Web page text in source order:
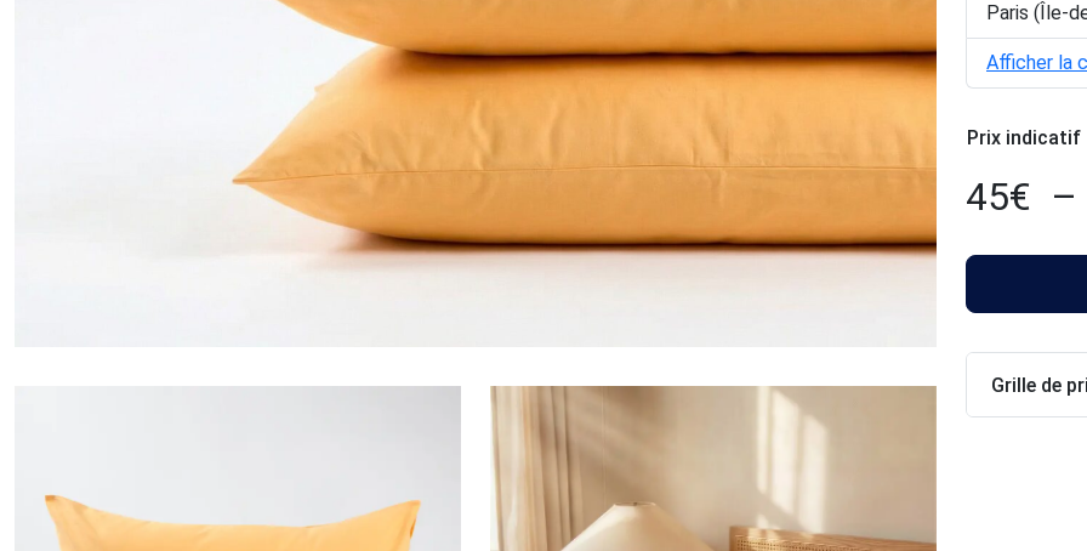
Paris (Île-
Afficher la
Prix indicatif
45€ –
Grille de